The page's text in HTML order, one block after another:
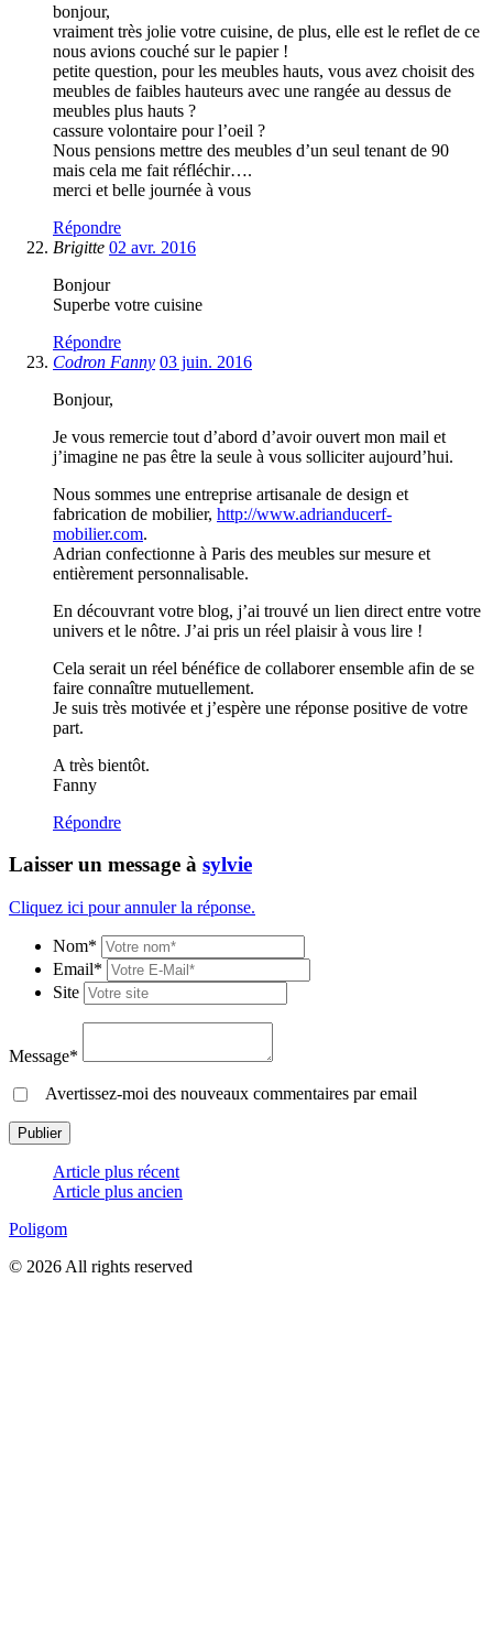
bonjour,
vraiment très jolie votre cuisine, de plus, elle est le reflet de ce
nous avions couché sur le papier !
petite question, pour les meubles hauts, vous avez choisit des
meubles de faibles hauteurs avec une rangée au dessus de
meubles plus hauts ?
cassure volontaire pour l’oeil ?
Nous pensions mettre des meubles d’un seul tenant de 90
mais cela me fait réfléchir….
merci et belle journée à vous
Répondre
Brigitte 02 avr. 2016
Bonjour
Superbe votre cuisine
Répondre
Codron Fanny 03 juin. 2016
Bonjour,
Je vous remercie tout d’abord d’avoir ouvert mon mail et
j’imagine ne pas être la seule à vous solliciter aujourd’hui.
Nous sommes une entreprise artisanale de design et
fabrication de mobilier, http://www.adrianducerf-
mobilier.com.
Adrian confectionne à Paris des meubles sur mesure et
entièrement personnalisable.
En découvrant votre blog, j’ai trouvé un lien direct entre votre
univers et le nôtre. J’ai pris un réel plaisir à vous lire !
Cela serait un réel bénéfice de collaborer ensemble afin de se
faire connaître mutuellement.
Je suis très motivée et j’espère une réponse positive de votre
part.
A très bientôt.
Fanny
Répondre
Laisser un message à sylvie
Cliquez ici pour annuler la réponse.
Nom*
Email*
Site
Message*
Avertissez-moi des nouveaux commentaires par email
Article plus récent
Article plus ancien
Poligom
© 2026 All rights reserved